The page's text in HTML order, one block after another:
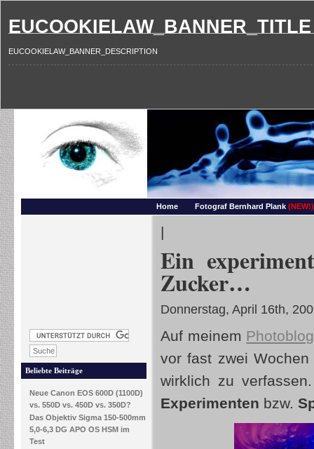
EUCOOKIELAW_BANNER_TITLE
EUCOOKIELAW_BANNER_DESCRIPTION
Home Fotograf Bernhard Plank (NEW!)
Beliebte Beiträge
Neue Canon EOS 600D (1100D)
vs. 550D vs. 450D vs. 350D?
Das Objektiv Sigma 150-500mm
5,0-6,3 DG APO OS HSM im
Test
|
Ein
Zucker…
Donnerstag, April 16th,
Auf meinem Photoblog
vor fast zwei
wirklich zu
Experimenten bzw.